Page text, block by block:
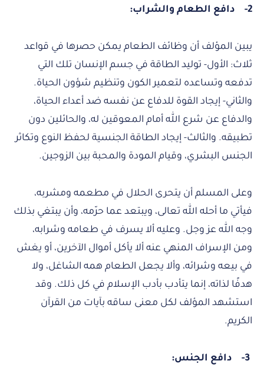
2- دافع الطعام والشراب:
يبين المؤلف أن وظائف الطعام يمكن حصرها في قواعد
ثلاث: الأول- توليد الطاقة في جسم الإنسان تلك التي
تدفعه وتساعده لتعمير الكون وتنظيم شؤون الحياة.
والثاني- إيجاد القوة للدفاع عن نفسه ضد أعداء الحياة،
والدفاع عن شرع الله أمام المعوقين له، والحائلين دون
تطبيقه. والثالث- إيجاد الطاقة الجنسية لحفظ النوع وتكاثر
الجنس البشري، وقيام المودة والمحبة بين الزوجين.
وعلى المسلم أن يتحرى الحلال في مطعمه ومشربه،
فيأتي ما أحله الله تعالى، ويبتعد عما حرّمه، وأن يبتغي بذلك
وجه الله عز وجل. وعليه ألا يسرف في طعامه وشرابه،
ومن الإسراف المنهي عنه ألا يأكل أموال الآخرين، أو يغش
في بيعه وشرائه، وألا يجعل الطعام همه الشاغل، ولا
هدفًا لذاته، إنما يتأدب بأدب الإسلام في كل ذلك. وقد
استشهد المؤلف لكل معنى ساقه بآيات من القرآن
الكريم.
3- دافع الجنس: